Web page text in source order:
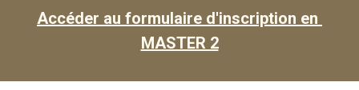
Accéder au formulaire d'inscription en
MASTER 2